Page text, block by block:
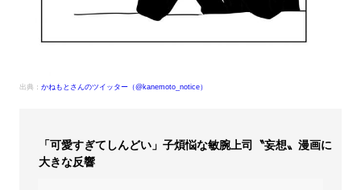
出典： かねもとさんのツイッター（@kanemoto_notice）
「可愛すぎてしんどい」子煩悩な敏腕上司〝妄想〟漫画に
大きな反響